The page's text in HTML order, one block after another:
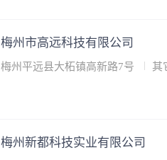
梅州市高远科技有限公司
梅州平远县大柘镇高新路7号 其
梅州新都科技实业有限公司